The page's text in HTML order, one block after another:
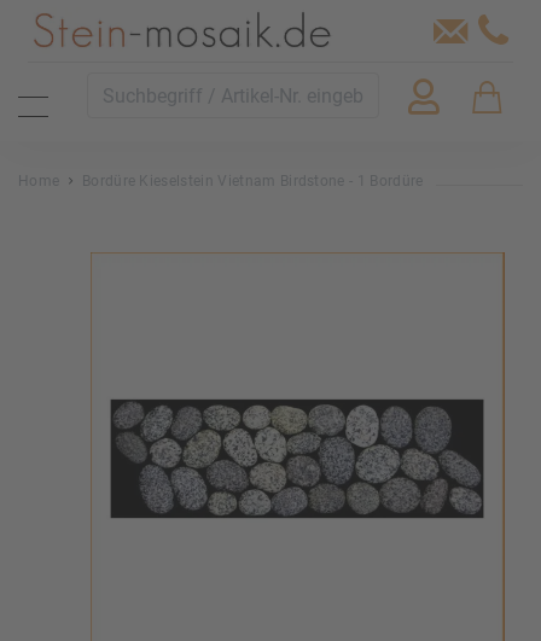
Home Bordüre Kieselstein Vietnam Birdstone - 1 Bordüre